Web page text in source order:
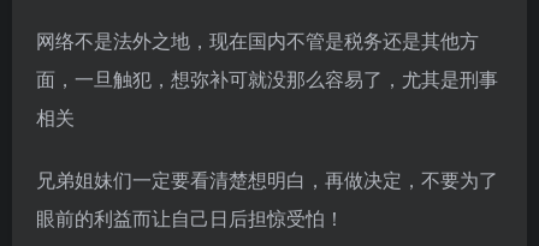
网络不是法外之地，现在国内不管是税务还是其他方
面，一旦触犯，想弥补可就没那么容易了，尤其是刑事
相关
兄弟姐妹们一定要看清楚想明白，再做决定，不要为了
眼前的利益而让自己日后担惊受怕！